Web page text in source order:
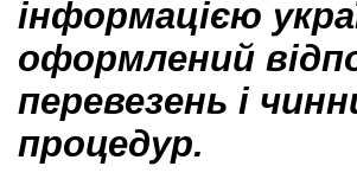
інформацією
оформлений
перевезень і
процедур.